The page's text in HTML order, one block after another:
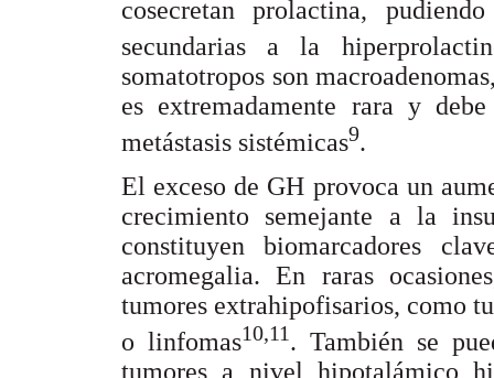
cosecretan prolactina,
secundarias a la
somatotropos son
es extremadamente rara y
metástasis sistémicas9.
El exceso de GH provoca un
crecimiento semejante a la
constituyen biomarcadores
acromegalia. En raras
tumores extrahipofisarios, como
o linfomas10,11. También se
tumores a nivel hipotalámico